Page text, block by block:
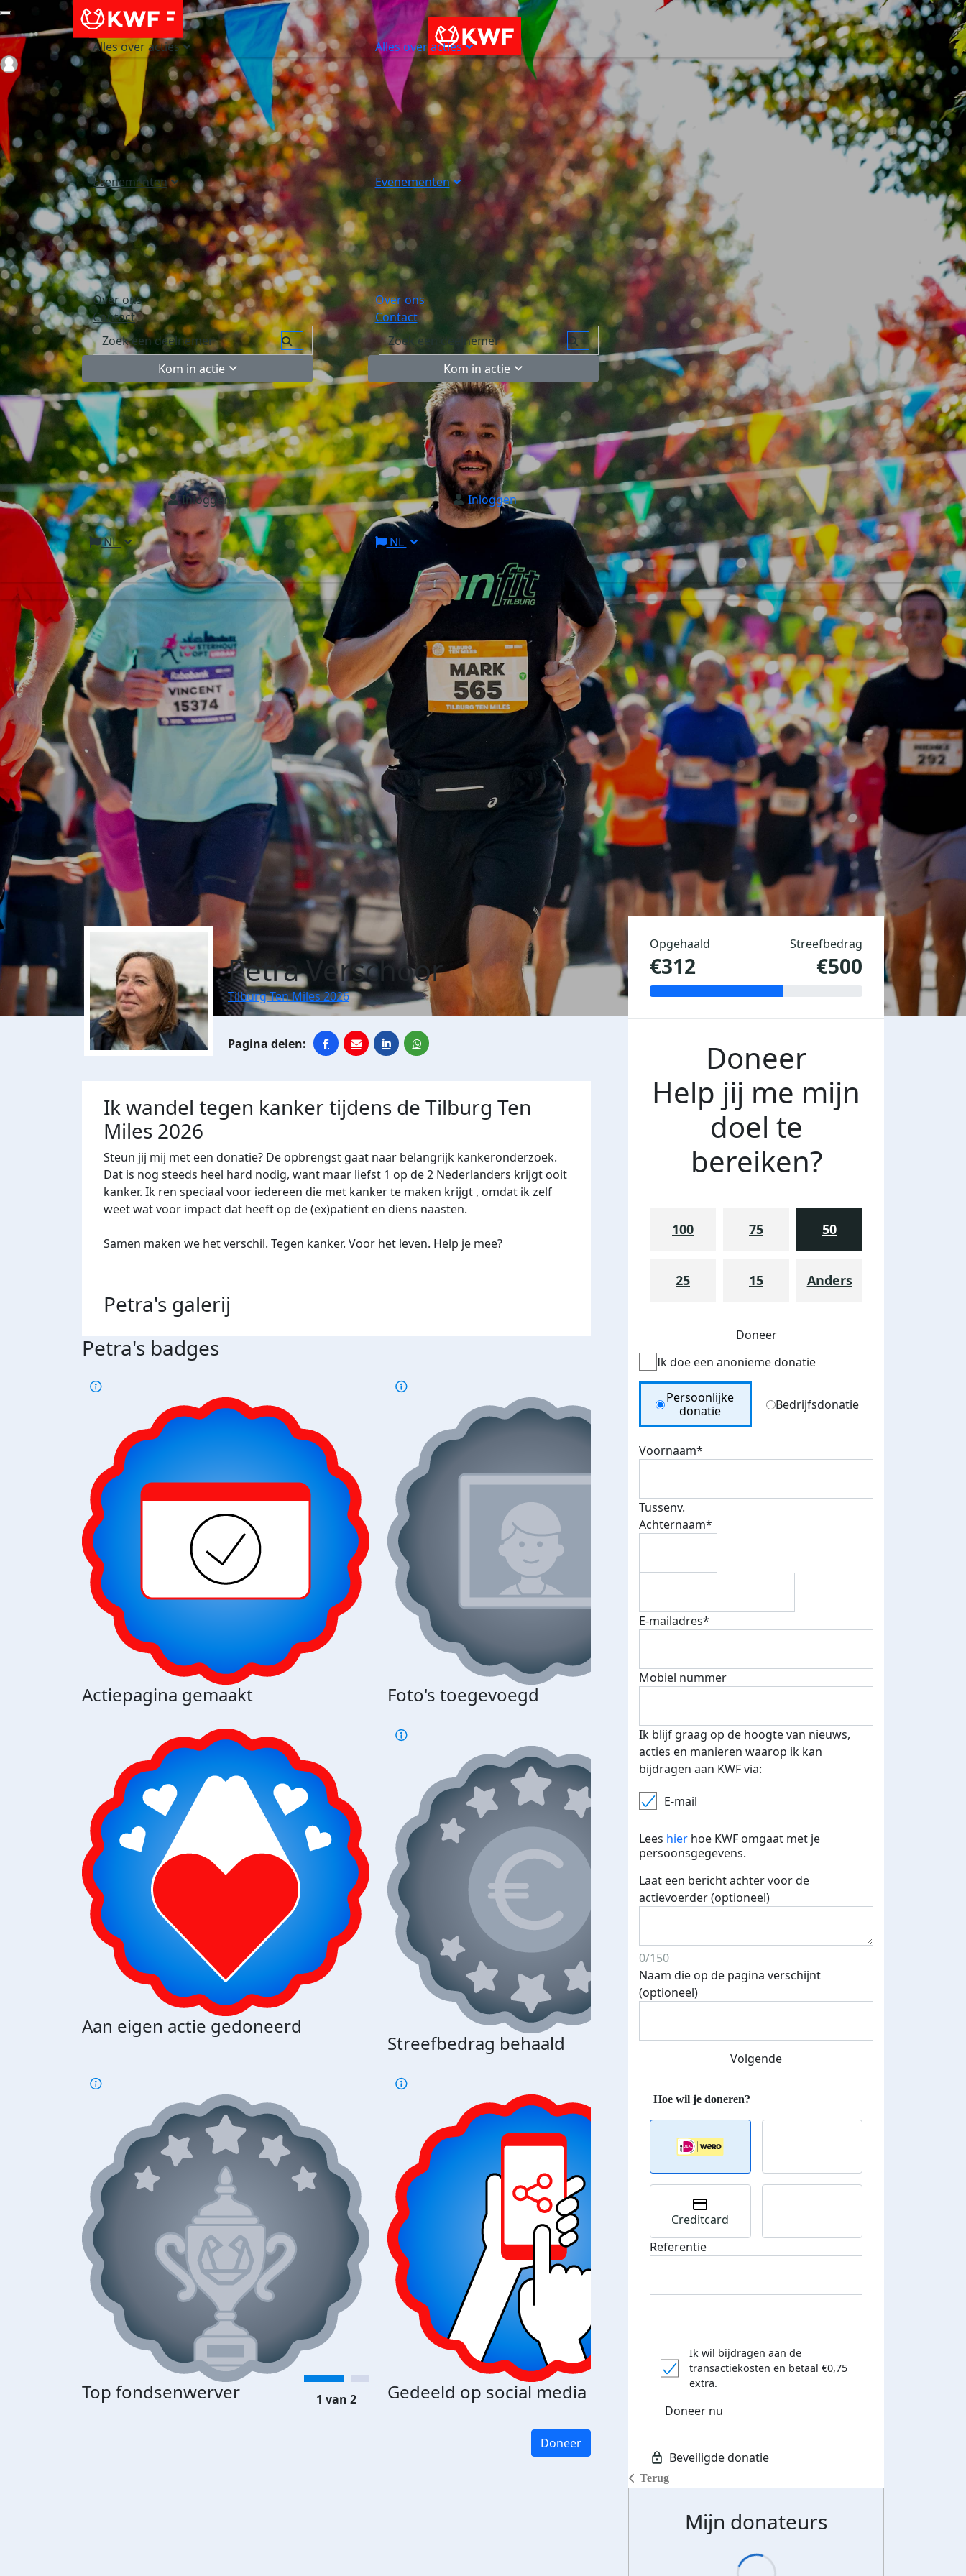
Alles over acties
Evenementen
Over ons
Contact
Kom in actie
Inloggen
NL
Alles over acties
Evenementen
Over ons
Contact
Kom in actie
Inloggen
NL
Login
Petra Verschoor
Tilburg Ten Miles 2026
Ik wandel tegen kanker tijdens de Tilburg Ten
Miles 2026
Steun jij mij met een donatie? De opbrengst gaat naar belangrijk kankeronderzoek.
Dat is nog steeds heel hard nodig, want maar liefst 1 op de 2 Nederlanders krijgt ooit
kanker. Ik ren speciaal voor iedereen die met kanker te maken krijgt , omdat ik zelf
weet wat voor impact dat heeft op de (ex)patiënt en diens naasten.
Samen maken we het verschil. Tegen kanker. Voor het leven. Help je mee?
Petra's galerij
Petra's badges
Actiepagina gemaakt Foto's toegevoegd E-mails verstuurd
Aan eigen actie gedoneerd
Streefbedrag behaald Streefbedrag verhoogd
Top fondsenwerver Gedeeld op social media Donateurs bedankt
Bij 500 euro aan donaties ontvang
1 van 2
Doneer
Opgehaald
€312
Streefbedrag
€500
Doneer
Help jij me mijn
doel te
bereiken?
100 75 50
25 15 Anders
Doneer
Ik doe een anonieme donatie
Donation Type
Persoonlijke
donatie
Bedrijfsdonatie
Voornaam*
Tussenv.
Achternaam*
E-mailadres*
Mobiel nummer
Ik blijf graag op de hoogte van nieuws,
acties en manieren waarop ik kan
bijdragen aan KWF via:
E-mail
Lees hier hoe KWF omgaat met je
persoonsgegevens.
Laat een bericht achter voor de
actievoerder (optioneel)
0/150
Naam die op de pagina verschijnt
(optioneel)
Volgende
Terug
Creditcard
Referentie
Ik wil bijdragen aan de
transactiekosten en betaal €0,75
extra.
Doneer nu
Mijn donateurs